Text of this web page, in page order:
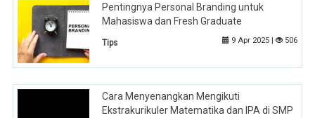
Pentingnya Personal Branding untuk
Mahasiswa dan Fresh Graduate
Tips 9 Apr 2025 | 506
Cara Menyenangkan Mengikuti
Ekstrakurikuler Matematika dan IPA di SMP